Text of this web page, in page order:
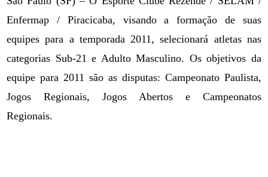
Enfermap / Piracicaba, visando a formação de suas
equipes para a temporada 2011, selecionará atletas nas
categorias Sub-21 e Adulto Masculino. Os objetivos da
equipe para 2011 são as disputas: Campeonato Paulista,
Jogos Regionais, Jogos Abertos e Campeonatos
Regionais.